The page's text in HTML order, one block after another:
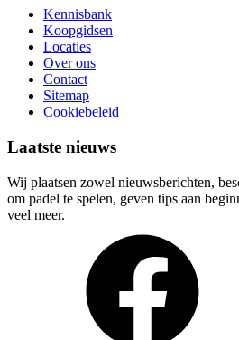
Kennisbank
Koopgidsen
Locaties
Over ons
Contact
Sitemap
Cookiebeleid
Laatste nieuws
Wij plaatsen zowel nieuwsberichten,
om padel te spelen, geven tips aan
veel meer.